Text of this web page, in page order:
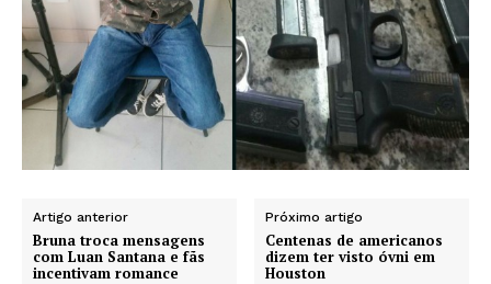
Artigo anterior
Bruna troca mensagens
com Luan Santana e fãs
incentivam romance
Próximo artigo
Centenas de americanos
dizem ter visto óvni em
Houston